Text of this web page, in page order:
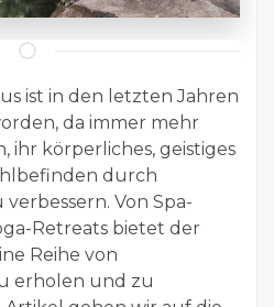
ist in den letzten Jahren
da immer mehr
ihr körperliches, geistiges
durch
Von Spa-
Retreats bietet der
Reihe von
erholen und zu